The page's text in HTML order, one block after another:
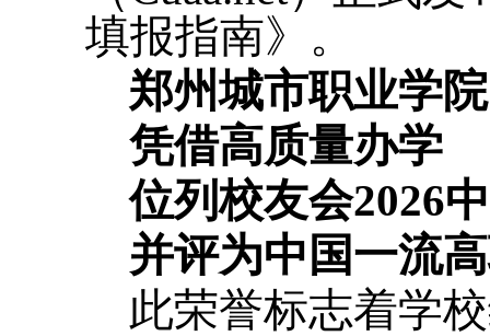
填报指南》。
郑州城市职业学院
凭借高质量办学
位列校友会2026
并评为中 国一流
此荣誉标志着学